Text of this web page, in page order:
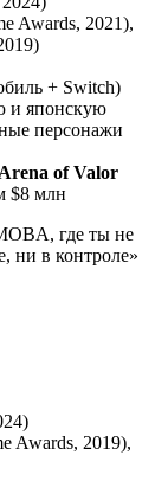
Awards, 2021),
+ Switch)
и японскую
персонажи
of Valor
$8 млн
где ты не
ни в контроле»
Awards, 2019),